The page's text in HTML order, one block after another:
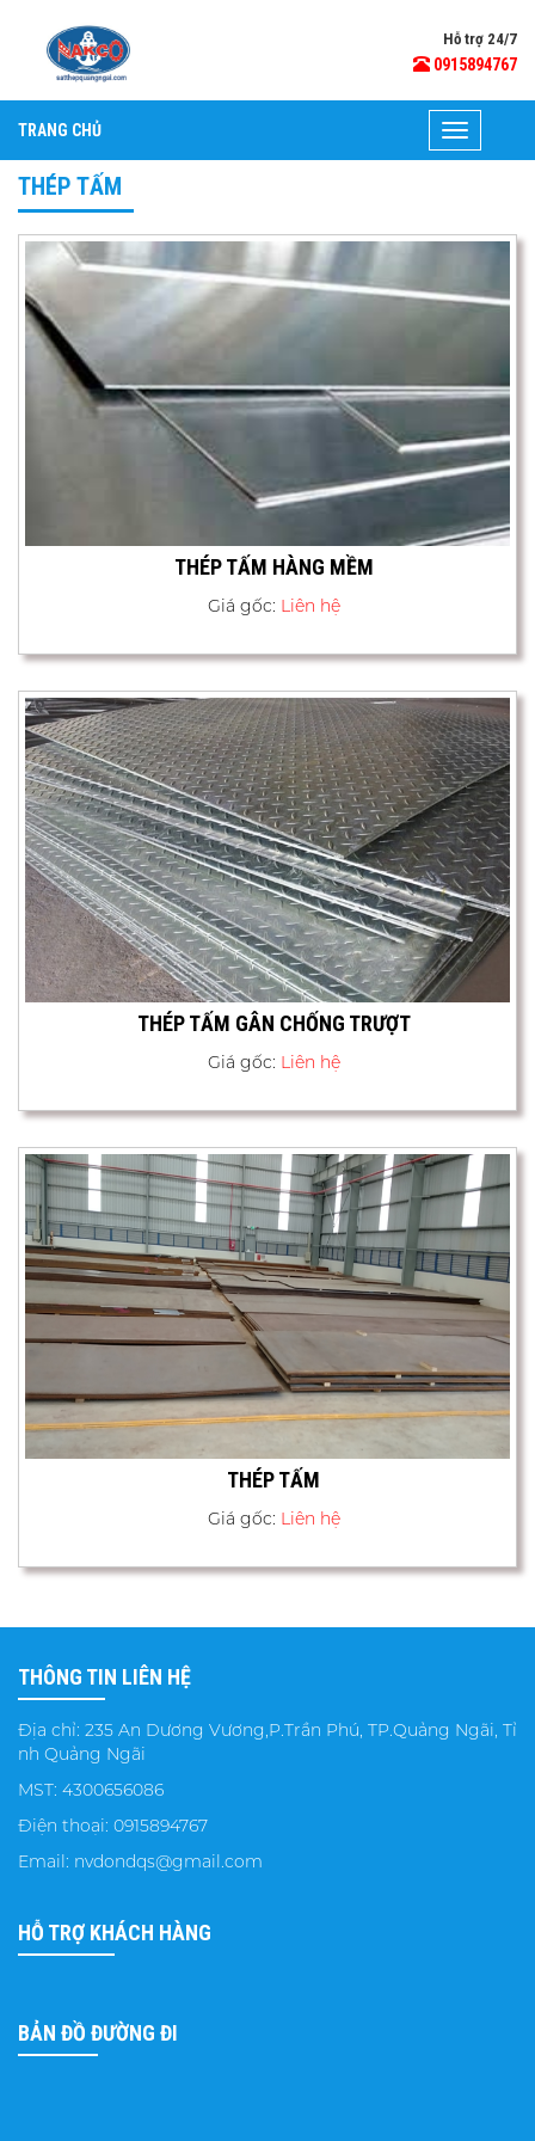
Hỗ trợ 24/7
0915894767
Toggle
navigation
TRANG CHỦ
THÉP TẤM
THÉP TẤM HÀNG MỀM
Giá gốc: Liên hệ
THÉP TẤM GÂN CHỐNG TRƯỢT
Giá gốc: Liên hệ
THÉP TẤM
Giá gốc: Liên hệ
THÔNG TIN LIÊN HỆ
Địa chỉ: 235 An Dương Vương,P.Trần Phú, TP.Quảng Ngãi, Tỉ
nh Quảng Ngãi
MST: 4300656086
Điện thoại: 0915894767
Email: nvdondqs@gmail.com
HỖ TRỢ KHÁCH HÀNG
BẢN ĐỒ ĐƯỜNG ĐI